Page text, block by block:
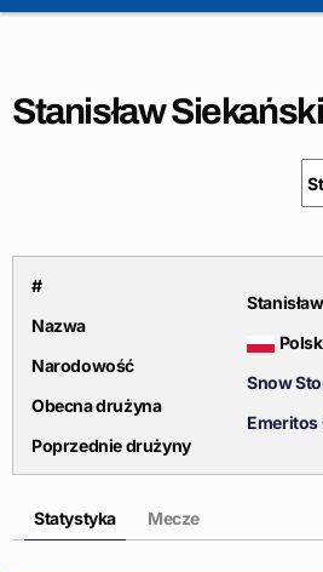
Stanisław Siekański
#
Nazwa
Narodowość
Obecna drużyna
Snow
Poprzednie drużyny
Emeritos
Statystyka Mecze